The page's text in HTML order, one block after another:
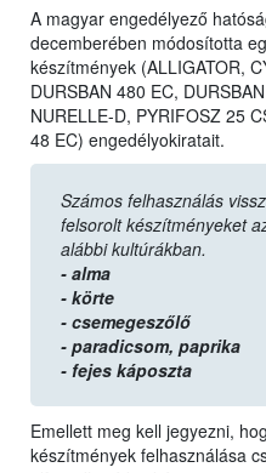
A magyar engedélyező
decemberében módosította
készítmények (ALLIGATOR,
DURSBAN 480 EC,
NURELLE-D, PYRIFOSZ 25
48 EC) engedélyokiratait.
Számos felhasználás
felsorolt készítményeket
alábbi kultúrákban.
- alma
- körte
- csemegeszőlő
- paradicsom, paprika
- fejes káposzta
Emellett meg kell jegyezni,
készítmények felhasználása